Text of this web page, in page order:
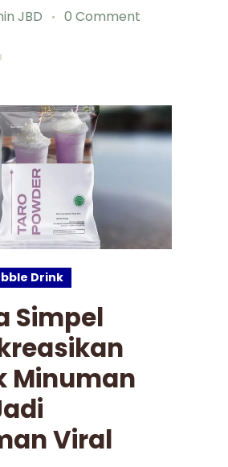
JBD
0 Comment
Drink
Simpel
Minuman
Viral